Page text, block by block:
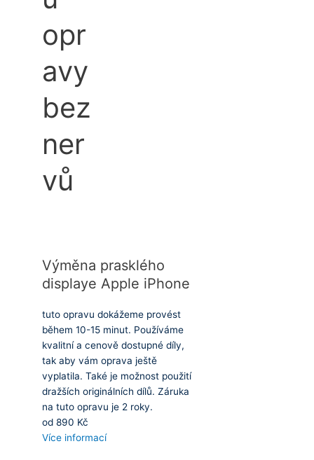
opr
avy
bez
ner
vů
Výměna prasklého
displaye Apple iPhone
tuto opravu dokážeme provést
během 10-15 minut. Používáme
kvalitní a cenově dostupné díly,
tak aby vám oprava ještě
vyplatila. Také je možnost použití
dražších originálních dílů. Záruka
na tuto opravu je 2 roky.
od 890 Kč
Více informací